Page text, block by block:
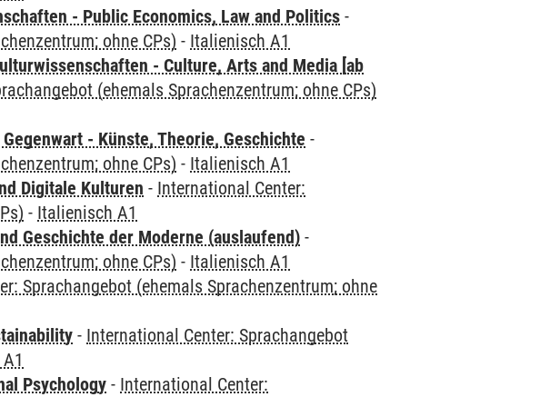
- Public Economics, Law and Politics -
ohne CPs) - Italienisch A1
- Culture, Arts and Media [ab
(ehemals Sprachenzentrum; ohne CPs)
- Künste, Theorie, Geschichte -
ohne CPs) - Italienisch A1
Digitale Kulturen - International Center:
- Italienisch A1
Geschichte der Moderne (auslaufend) -
ohne CPs) - Italienisch A1
Sprachangebot (ehemals Sprachenzentrum; ohne
- International Center: Sprachangebot
Psychology - International Center: